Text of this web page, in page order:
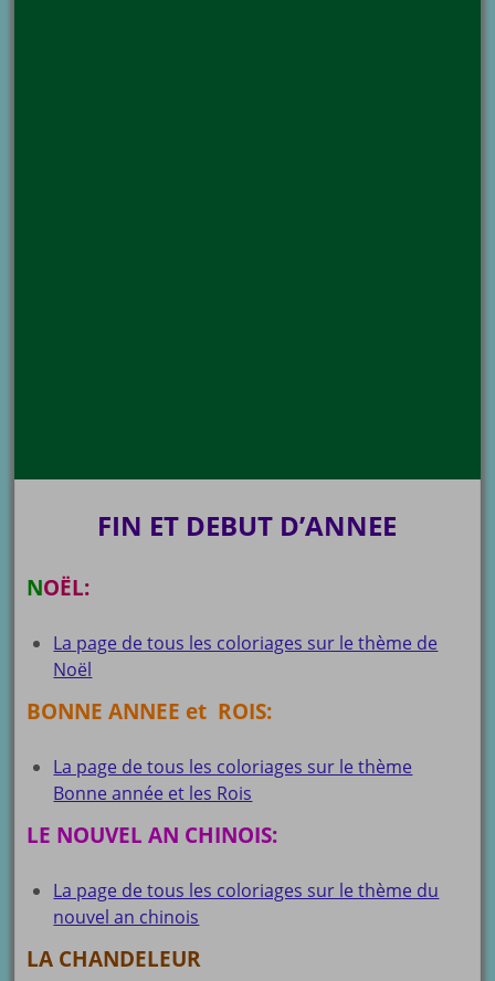
FIN ET DEBUT D’ANNEE
NOËL:
La page de tous les coloriages sur le thème de
Noël
BONNE ANNEE et ROIS:
La page de tous les coloriages sur le thème
Bonne année et les Rois
LE NOUVEL AN CHINOIS:
La page de tous les coloriages sur le thème du
nouvel an chinois
LA CHANDELEUR